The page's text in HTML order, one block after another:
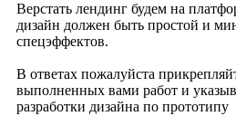
Верстать лендинг будем на
дизайн должен быть простой и
спецэффектов.
В ответах пожалуйста
выполненных вами работ и
разработки дизайна по прототипу